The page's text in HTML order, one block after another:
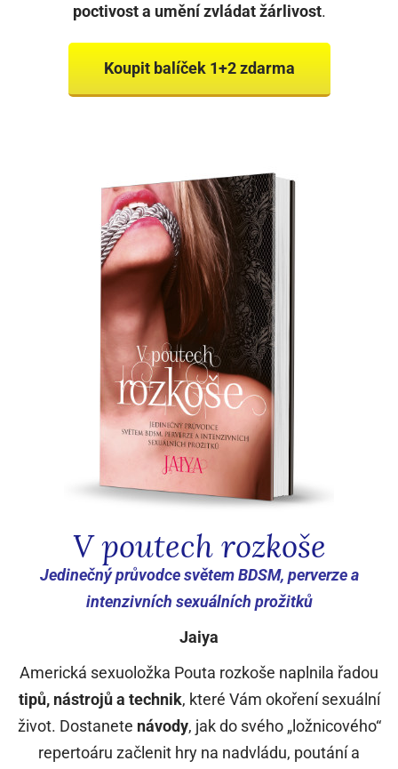
poctivost a umění zvládat žárlivost.
Koupit balíček 1+2 zdarma
V poutech rozkoše
Jedinečný průvodce světem BDSM, perverze a
intenzivních sexuálních prožitků
Jaiya
Americká sexuoložka Pouta rozkoše naplnila řadou
tipů, nástrojů a technik, které Vám okoření sexuální
život. Dostanete návody, jak do svého „ložnicového“
repertoáru začlenit hry na nadvládu, poutání a